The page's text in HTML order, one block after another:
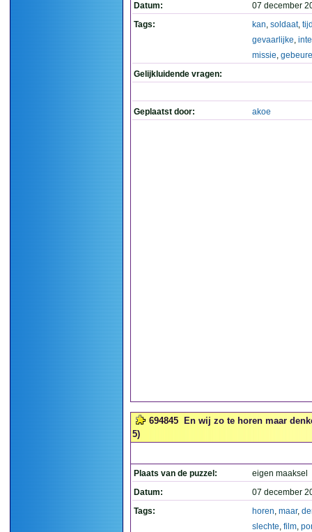
Datum:
07 december
Tags:
kan, soldaat,
gevaarlijke,
missie,
Gelijkluidende vragen:
Geplaatst door: akoe
694845
En wij zo te horen maar
5)
Plaats van de puzzel:
eigen maaksel
Datum:
07 december
Tags:
horen, maar,
slechte, film,